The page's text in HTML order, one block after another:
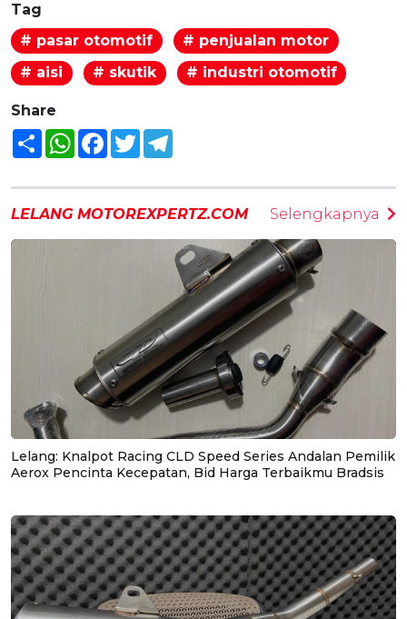
Tag
# pasar otomotif
# penjualan motor
# aisi
# skutik # industri otomotif
Share
Share WhatsAppFacebook
Twitter
LELANG MOTOREXPERTZ.COM Selengkapnya
Lelang: Knalpot Racing CLD Speed Series Andalan Pemilik
Aerox Pencinta Kecepatan, Bid Harga Terbaikmu Bradsis